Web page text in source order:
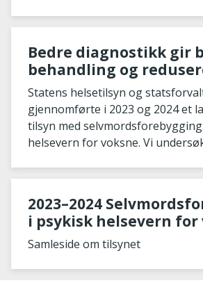
Bedre diagnostikk gir
behandling og
for selvmord
Statens helsetilsyn og
gjennomførte i 2023 og 2024 et
tilsyn med
helsevern for voksne. Vi
2023–2024
i psykisk helsevern for
Samleside om tilsynet